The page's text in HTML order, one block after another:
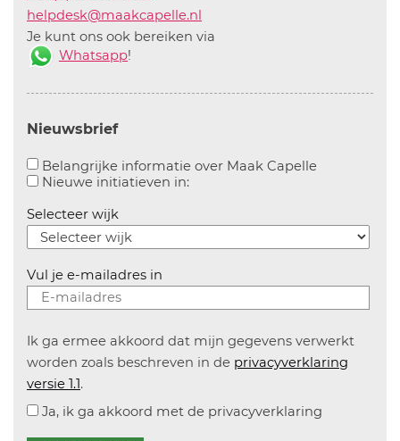
helpdesk@maakcapelle.nl
Je kunt ons ook bereiken via
Whatsapp!
Nieuwsbrief
Belangrijke informatie over Maak CapelleAanvinken
Nieuwe initiatieven in:Aanvinken om informatie over
Selecteer wijk
Vul je e-mailadres in
Ik ga ermee akkoord dat mijn gegevens verwerkt
worden zoals beschreven in de privacyverklaring
versie 1.1.
Ja, ik ga akkoord met de privacyverklaring